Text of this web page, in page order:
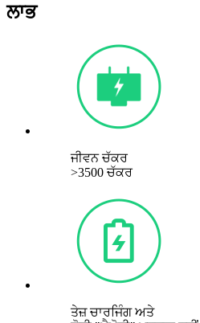
ਲਾਭ
ਜੀਵਨ ਚੱਕਰ
>3500 ਚੱਕਰ
ਤੇਜ਼ ਚਾਰਜਿੰਗ ਅਤੇ